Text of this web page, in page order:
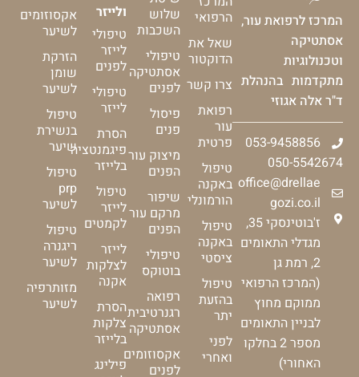
המרכז לרפואת עור,
אסתטיקה
וטכנולוגיות
מתקדמות בהנהלת
ד"ר אלה אגוזי
053-9458856
050-5542674
office@drellae
gozi.co.il
ז'בוטינסקי 35,
מגדלי התאומים
2, רמת גן
(המרכז הרפואי
ממוקם מחוץ
לבניין התאומים
מספר 2 בחלקו
האחורי)
הרפואי
שאל את
הדוקטור
צרו קשר
רפואת
עור
פרטית
טיפול
באקנה
הורמונלי
טיפול
באקנה
ציסטי
טיפול
בהזעת
יתר
לפני
ואחרי
שלוש
השכבות
טיפולי
אסתטיקה
לפנים
פיסול
פנים
מיצוק עור
הפנים
שיפור
מרקם עור
הפנים
טיפולי
בוטוקס
רפואה
רגנרטיבית
אסתטיקה
אקסוזומים
לפנים
ולייזר
טיפולי
לייזר
לפנים
טיפולי
לייזר
הסרת
פיגמנטציה
בלייזר
טיפול
לייזר
לקמטים
לייזר
לצלקות
אקנה
הסרת
צלקות
בלייזר
פילינג
אקסוזומים
לשיער
הזרקת
שומן
לשיער
טיפול
בנשירת
שיער
טיפול
prp
לשיער
טיפול
ריגנרה
לשיער
מזותרפיה
לשיער